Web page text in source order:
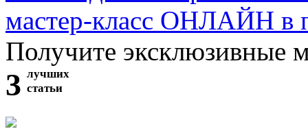
мастер-класс ОНЛАЙН в
Получите эксклюзивные
3 лучших
статьи